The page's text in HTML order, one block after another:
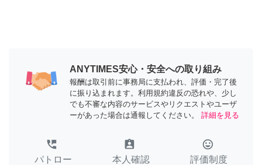
ANYTIMES安心・安全への取り組み
報酬は取引前に事務局に支払われ、評価・完了後
に振り込まれます。利用規約違反の恐れや、少し
でも不審な内容のサービスやリクエストやユーザ
ーがあった場合は通報してください。
詳細を見る
perm_phone_msg
パトロー
assignment_ind
本人確認
tag_faces
評価制度